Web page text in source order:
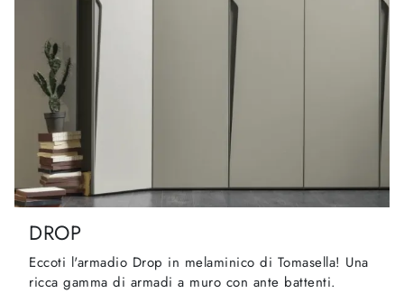
DROP
Eccoti l'armadio Drop in melaminico di Tomasella! Una
ricca gamma di armadi a muro con ante battenti.